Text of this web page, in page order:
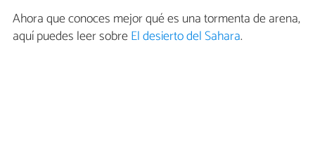
Ahora que conoces mejor qué es una tormenta de arena,
aquí puedes leer sobreEl desierto del Sahara.